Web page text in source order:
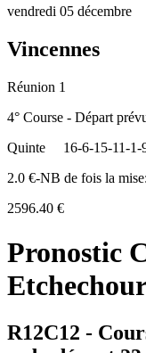
vendredi 05 décembre
Vincennes
Réunion 1
4° Course - Départ
Quinte
16-6-15-11-1-
2.0 €-NB de fois la
2596.40 €
Pronostic
R12C12 -